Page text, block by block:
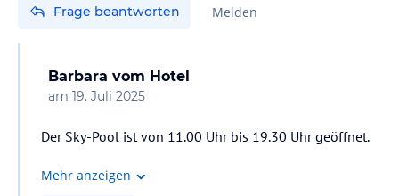
Frage beantworten Melden
Barbara vom Hotel
am 19. Juli 2025
Der Sky-Pool ist von 11.00 Uhr bis 19.30 Uhr geöffnet.
Mehr anzeigen